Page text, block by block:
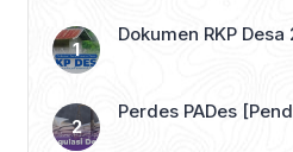
Dokumen RKP Desa
Perdes PADes